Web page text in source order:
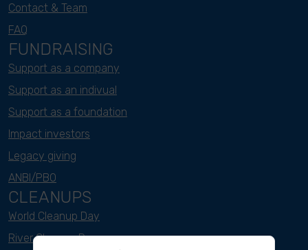
Contact & Team
FAQ
FUNDRAISING
Support as a company
Support as an indivual
Support as a foundation
Impact investors
Legacy giving
ANBI/PBO
CLEANUPS
World Cleanup Day
River Cleanup Days